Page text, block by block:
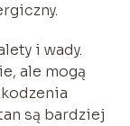
i wady.
ale mogą
są bardziej